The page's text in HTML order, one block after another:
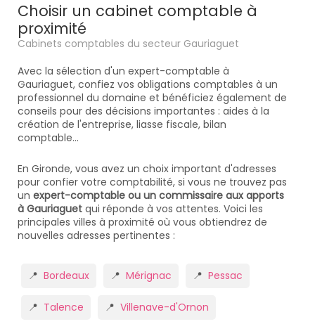
Choisir un cabinet comptable à
proximité
Cabinets comptables du secteur Gauriaguet
Avec la sélection d'un expert-comptable à
Gauriaguet, confiez vos obligations comptables à un
professionnel du domaine et bénéficiez également de
conseils pour des décisions importantes : aides à la
création de l'entreprise, liasse fiscale, bilan
comptable...
En Gironde, vous avez un choix important d'adresses
pour confier votre comptabilité, si vous ne trouvez pas
un expert-comptable ou un commissaire aux apports
à Gauriaguet qui réponde à vos attentes. Voici les
principales villes à proximité où vous obtiendrez de
nouvelles adresses pertinentes :
Bordeaux Mérignac Pessac
Talence Villenave-d'Ornon